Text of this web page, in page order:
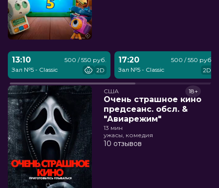
13:10
Зал №5 - Classic
500 / 550 руб.
2D
17:20
Зал №5 - Classic
500 / 550 руб.
2D
США
Очень страшное кино
предсеанс. обсл. &
"Авиарежим"
18+
13 мин
ужасы, комедия
10 отзывов